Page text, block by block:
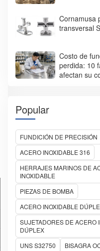
Cornamusa
transversal
Costo de
perdida: 10
afectan su
Popular
FUNDICIÓN DE PRECISIÓN
ACERO INOXIDABLE 316
HERRAJES MARINOS DE
INOXIDABLE
PIEZAS DE BOMBA
ACERO INOXIDABLE
SUJETADORES DE ACERO
DÚPLEX
UNS S32750
BISAGRA